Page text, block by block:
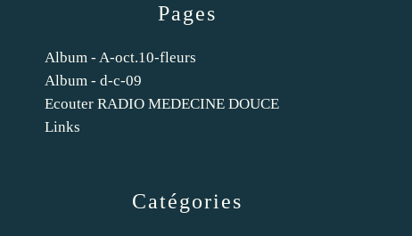
Catégories
Pages
Album - A-oct.10-fleurs
Album - d-c-09
Ecouter RADIO MEDECINE DOUCE
Links